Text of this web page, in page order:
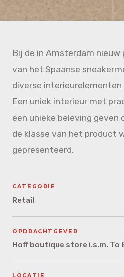
Bij de in Amsterdam
van het Spaanse
diverse interieurelementen
Een uniek interieur met
een unieke beleving
de klasse van het product
gepresenteerd.
CATEGORIE
Retail
OPDRACHTGEVER
Hoff boutique store i.s.m. To
LOCATIE